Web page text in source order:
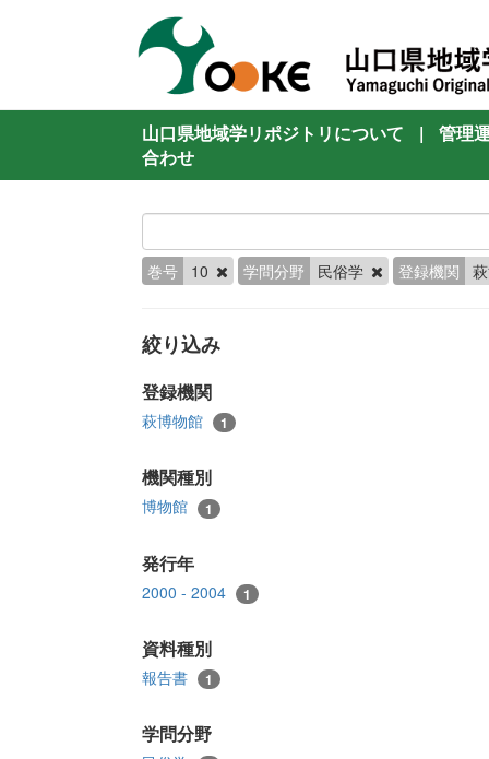
山口県地域学リポジトリについて |
管理
合わせ
巻号 10 学問分野 民俗学 登録機関
絞り込み
登録機関
萩博物館 1
機関種別
博物館 1
発行年
2000 - 2004 1
資料種別
報告書 1
学問分野